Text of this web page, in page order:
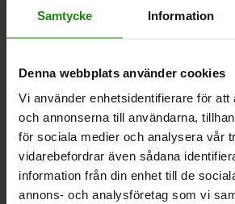
Samtycke Information
Denna webbplats använder cookies
Vi använder enhetsidentifierare för att
och annonserna till användarna,
för sociala medier och analysera vår
vidarebefordrar även sådana
information från din enhet till de
annons- och analysföretag som vi
Beställningsnummer:
102,77 kr
exkl. moms
03093